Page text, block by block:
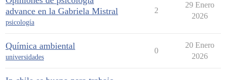
advance en la Gabriela Mistral
psicología
2
29 Enero
2026
Química ambiental
universidades
0
20 Enero
2026